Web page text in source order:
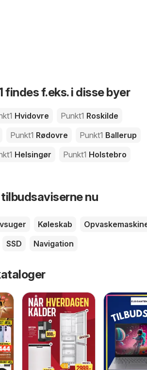
findes f.eks. i disse byer
Hvidovre Punkt1 Roskilde
Punkt1 Rødovre Punkt1 Ballerup
Helsingør Punkt1 Holstebro
nu
Køleskab
SSD Navigation